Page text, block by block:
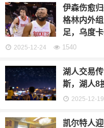
伊森伤愈
格林内外
足，乌度
2025-12-24 1540
湖人交易
斯，湖人8
2025-12-19
凯尔特人